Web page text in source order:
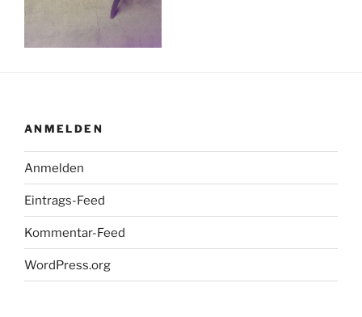
ANMELDEN
Anmelden
Eintrags-Feed
Kommentar-Feed
WordPress.org